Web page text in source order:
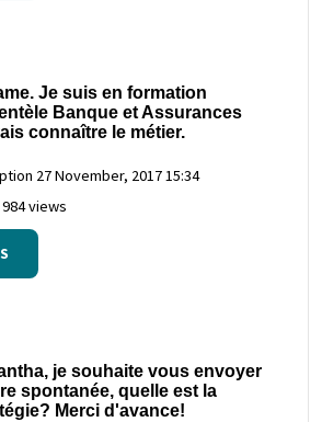
Je suis en formation
Banque et Assurances
connaître le métier.
27 November, 2017 15:34
984 views
je souhaite vous envoyer
spontanée, quelle est la
Merci d'avance!